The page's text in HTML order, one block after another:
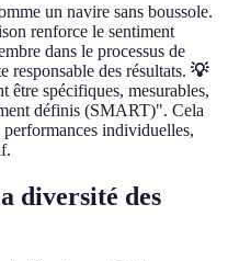
un navire sans boussole.
renforce le sentiment
dans le processus de
responsable des résultats. 💡
être spécifiques, mesurables,
définis (SMART)". Cela
individuelles,
diversité des